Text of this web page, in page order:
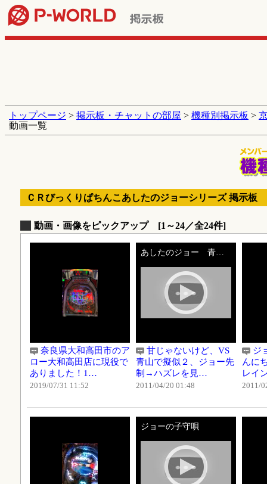
トップページ > 掲示板・チャットの部屋 > 機種別掲示板 >
動画一覧
ＣＲびっくりぱちんこあしたのジョーシリーズ 掲示板
動画・画像をピックアップ [1～24／全24件]
奈良県大和高田市のア
ロー大和高田店に現役で
ありました！1…
2019/07/31 11:52
あしたのジョー 青山のボデー ジョーダウン
甘じゃないけど、VS
青山で擬似２、ジョー先
制→ハズレを見…
2011/04/20 01:48
ジ
んに
レイ
2011/
ジョーの子守唄